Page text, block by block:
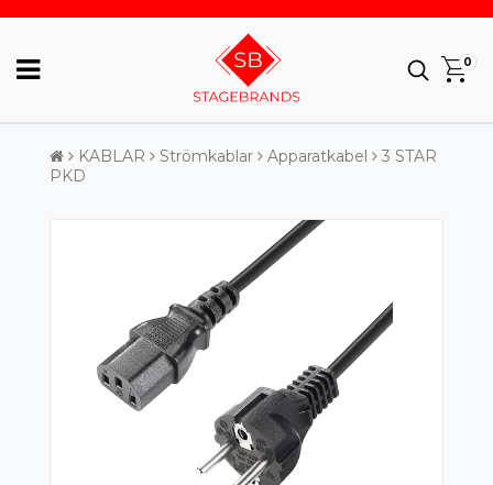
0
KABLAR Strömkablar Apparatkabel
3 STAR
PKD